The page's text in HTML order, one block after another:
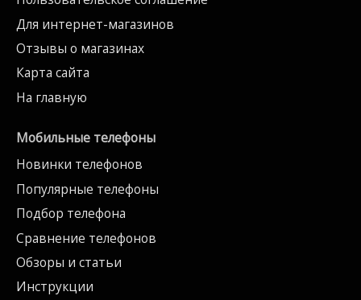
Для интернет-магазинов
Отзывы о магазинах
Карта сайта
На главную
Мобильные телефоны
Новинки телефонов
Популярные телефоны
Подбор телефона
Сравнение телефонов
Обзоры и статьи
Инструкции